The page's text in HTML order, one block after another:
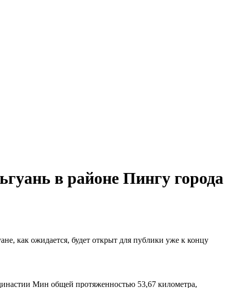
в районе Пингу города
как ожидается, будет открыт для публики уже к концу
Мин общей протяженностью 53,67 километра,